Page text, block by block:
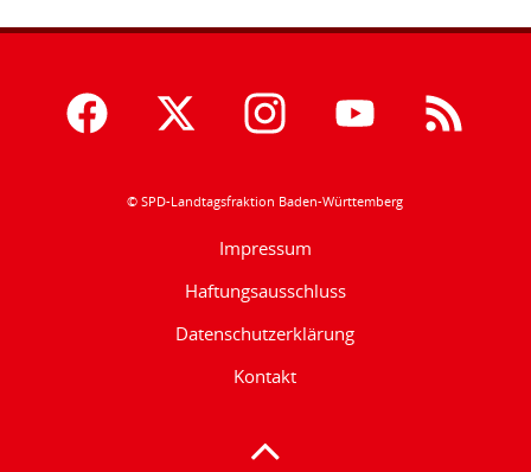
© SPD-Landtagsfraktion Baden-Württemberg
Impressum
Haftungsausschluss
Datenschutzerklärung
Kontakt